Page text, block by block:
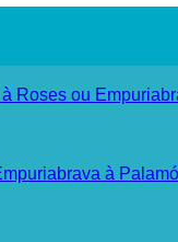
Roses ou
à